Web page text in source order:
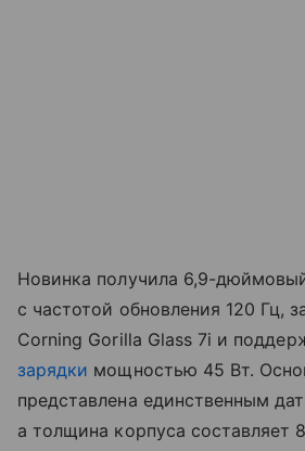
Новинка получила 6,9-
с частотой обновления 120 Гц,
Corning Gorilla Glass 7i и
зарядки мощностью 45 Вт.
представлена единственным
а толщина корпуса составляет